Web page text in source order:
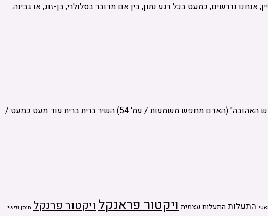
אנחנו נדרשים, כמעט בכל רגע נתון, בין אם מדובר בסלולרי, בן-זוג, או גבינה…
מאת: שגית שלמה (שומרת המנגינות) (האדם מחפש משמעות / עמ '54) "אהבה מפליגה הרחק מעבר להתגלמות הגופנית של הנפש האהובה" (האדם מחפש משמעות / עמ' 54) השיר ברית ברית עוד מעט כמעט /
התעלותהתעלות עצמיתויקטור פראנקלויקטור פרנקל חוסן נפשי